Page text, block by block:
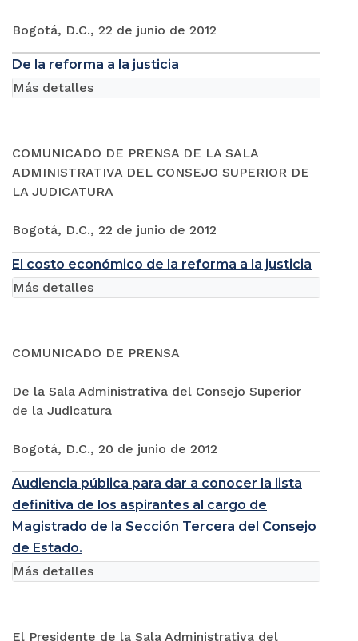
Bogotá, D.C., 22 de junio de 2012
De la reforma a la justicia
COMUNICADO DE PRENSA DE LA SALA
ADMINISTRATIVA DEL CONSEJO SUPERIOR DE
LA JUDICATURA
Bogotá, D.C., 22 de junio de 2012
Más detalles
El costo económico de la reforma a la justicia
COMUNICADO DE PRENSA
De la Sala Administrativa del Consejo Superior
de la Judicatura
Bogotá, D.C., 20 de junio de 2012
Más detalles
Audiencia pública para dar a conocer la lista
definitiva de los aspirantes al cargo de
Magistrado de la Sección Tercera del Consejo
de Estado.
El Presidente de la Sala Administrativa del
Más detalles